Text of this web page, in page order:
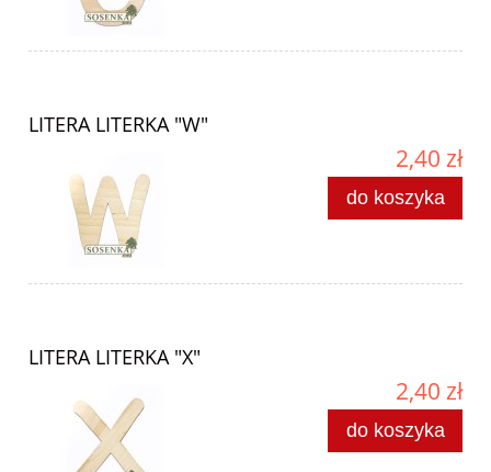
LITERA LITERKA "W"
2,40 zł
do koszyka
LITERA LITERKA "X"
2,40 zł
do koszyka